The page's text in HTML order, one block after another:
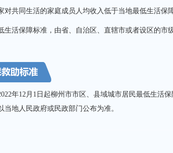
对共同生活的家庭成员人均收入低于当地最低生活
生活保障标准，由省、自治区、直辖市或者设区的市
年12月 1 日起柳州市市区、县域城市居民最低生活
当地人民政府或民政部门公布为准。